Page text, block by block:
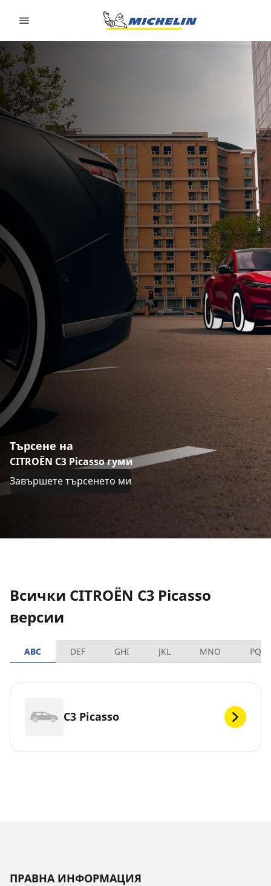
Търсене на
CITROËN C3 Picasso гуми
Завършете търсенето ми
Всички CITROËN C3 Picasso
версии
ABC DEF GHI JKL MNO PQRS
C3 Picasso
ПРАВНА ИНФОРМАЦИЯ